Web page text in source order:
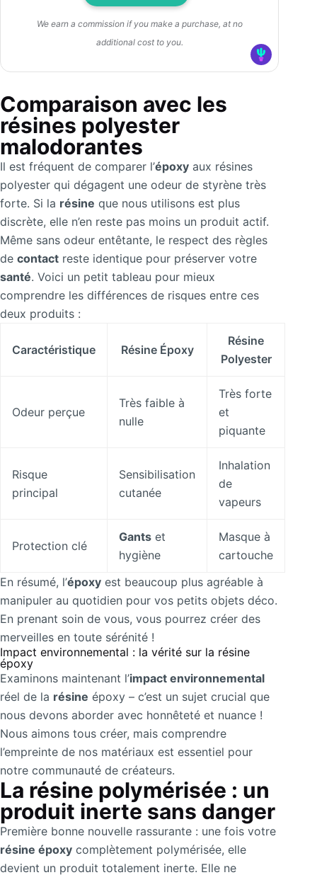
We earn a commission if you make a purchase, at no
additional cost to you.
Comparaison avec les
résines polyester
malodorantes
Il est fréquent de comparer l’époxy aux résines
polyester qui dégagent une odeur de styrène très
forte. Si la résine que nous utilisons est plus
discrète, elle n’en reste pas moins un produit actif.
Même sans odeur entêtante, le respect des règles
de contact reste identique pour préserver votre
santé. Voici un petit tableau pour mieux
comprendre les différences de risques entre ces
deux produits :
Caractéristique Résine Époxy
Résine
Polyester
Odeur perçue
Très faible à
nulle
Très forte
et
piquante
Risque
principal
Sensibilisation
cutanée
Inhalation
de
vapeurs
Protection clé
Gants et
hygiène
Masque à
cartouche
En résumé, l’époxy est beaucoup plus agréable à
manipuler au quotidien pour vos petits objets déco.
En prenant soin de vous, vous pourrez créer des
merveilles en toute sérénité !
Impact environnemental : la vérité sur la résine
époxy
Examinons maintenant l’impact environnemental
réel de la résine époxy – c’est un sujet crucial que
nous devons aborder avec honnêteté et nuance !
Nous aimons tous créer, mais comprendre
l’empreinte de nos matériaux est essentiel pour
notre communauté de créateurs.
La résine polymérisée : un
produit inerte sans danger
Première bonne nouvelle rassurante : une fois votre
résine époxy complètement polymérisée, elle
devient un produit totalement inerte. Elle ne